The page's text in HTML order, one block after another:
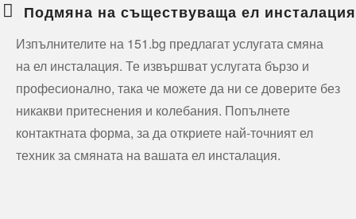
Подмяна на съществуваща ел инсталация
Изпълнителите на 151.bg предлагат услугата смяна
на ел инсталация. Те извършват услугата бързо и
професионално, така че можете да ни се доверите без
никакви притеснения и колебания. Попълнете
контактната форма, за да откриете най-точният ел
техник за смяната на вашата ел инсталация.